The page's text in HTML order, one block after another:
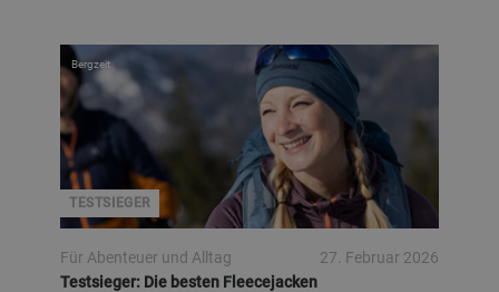
TESTSIEGER
Bergzeit
Für Abenteuer und Alltag
27. Februar 2026
Testsieger: Die besten Fleecejacken